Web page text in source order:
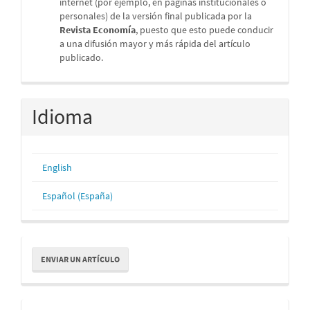
personales) de la versión final publicada por la
Revista Economía, puesto que esto puede conducir
a una difusión mayor y más rápida del artículo
publicado.
Idioma
English
Español (España)
Enviar
un
artículo
ENVIAR UN ARTÍCULO